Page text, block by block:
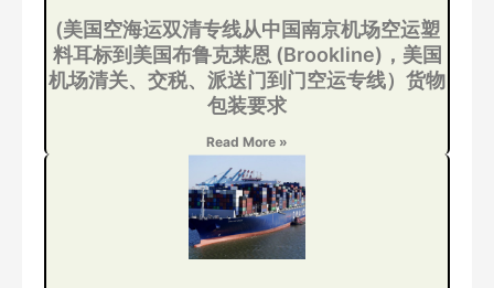
(美国空海运双清专线从中国南京机场空运塑
料耳标到美国布鲁克莱恩 (Brookline)，美国
机场清关、交税、派送门到门空运专线）货物
包装要求
Read More »